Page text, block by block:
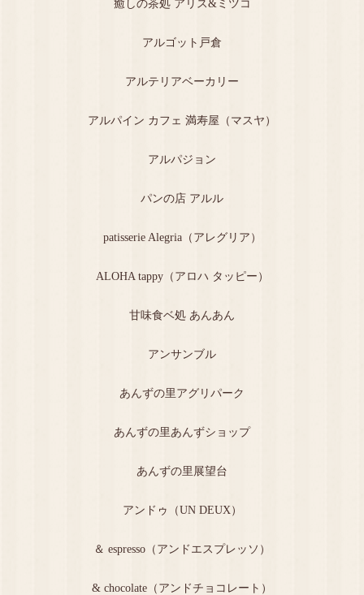
癒しの茶処 アリス&ミツコ
アルゴット戸倉
アルテリアベーカリー
アルパイン カフェ 満寿屋（マスヤ）
アルパジョン
パンの店 アルル
patisserie Alegria（アレグリア）
ALOHA tappy（アロハ タッピー）
甘味食ベ処 あんあん
アンサンブル
あんずの里アグリパーク
あんずの里あんずショップ
あんずの里展望台
アンドゥ（UN DEUX）
＆ espresso（アンドエスプレッソ）
& chocolate（アンドチョコレート）